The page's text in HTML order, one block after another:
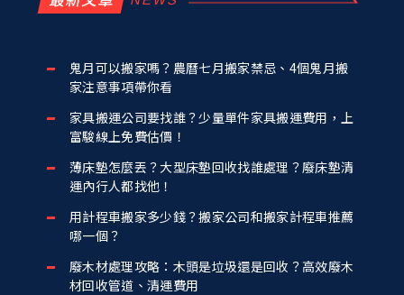
鬼月可以搬家嗎？農曆七月搬家禁忌、4個鬼月搬
家注意事項帶你看
家具搬運公司要找誰？少量單件家具搬運費用，上
富駿線上免費估價！
薄床墊怎麼丟？大型床墊回收找誰處理？廢床墊清
運內行人都找他！
用計程車搬家多少錢？搬家公司和搬家計程車推薦
哪一個？
廢木材處理攻略：木頭是垃圾還是回收？高效廢木
材回收管道、清運費用